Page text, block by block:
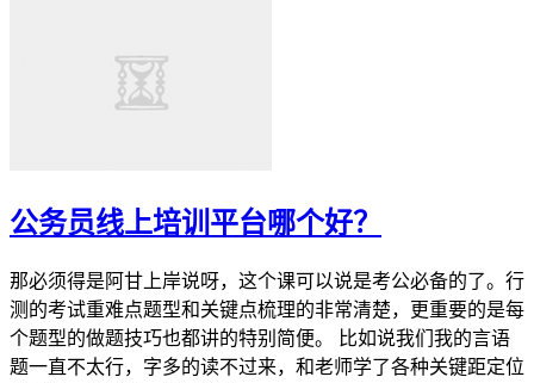
公务员线上培训平台哪个好？
那必须得是阿甘上岸说呀，这个课可以说是考公必备的了。行
测的考试重难点题型和关键点梳理的非常清楚，更重要的是每
个题型的做题技巧也都讲的特别简便。 比如说我们我的言语
题一直不太行，字多的读不过来，和老师学了各种关键距定位